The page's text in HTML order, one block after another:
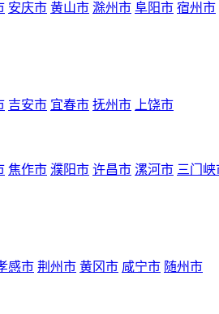
安庆市 黄山市 滁州市 阜阳市 宿州市
吉安市 宜春市 抚州市 上饶市
焦作市 濮阳市 许昌市 漯河市 三门峡
感市 荆州市 黄冈市 咸宁市 随州市